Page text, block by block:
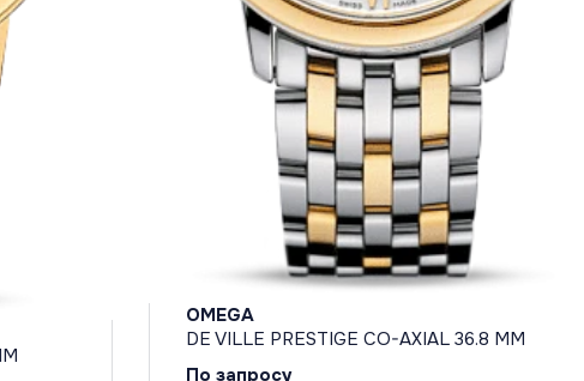
OMEGA
DE VILLE PRESTIGE CO-AXIAL 36.8 MM
По запросу